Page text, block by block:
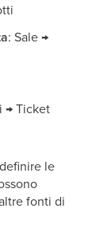
: Sale →
→ Ticket
le
fonti di